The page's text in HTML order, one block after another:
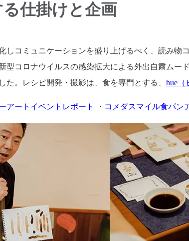
仕掛けと企画
しコミュニケーションを盛り上げるべく、読み
型コロナウイルスの感染拡大による外出自粛ム
た。レシピ開発・撮影は、食を専門とする、 hue（
アートイベントレポート ・ コメダスマイル食パン